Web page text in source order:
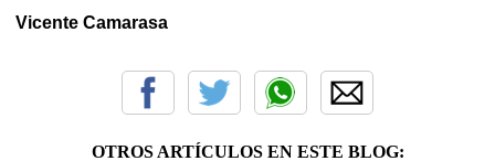
Vicente Camarasa
OTROS ARTÍCULOS EN ESTE BLOG: